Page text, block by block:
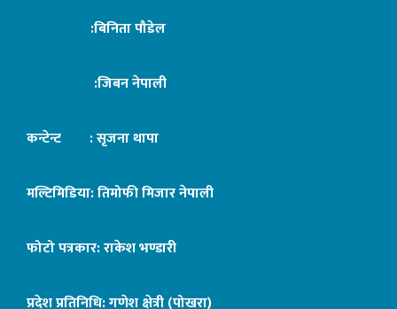
:बिनिता पौडेल
:जिबन नेपाली
कन्टेन्ट : सृजना थापा
मल्टिमिडिया: तिमोफी मिजार नेपाली
फोटो पत्रकार: राकेश भण्डारी
प्रदेश प्रतिनिधि: गणेश क्षेत्री (पोखरा)